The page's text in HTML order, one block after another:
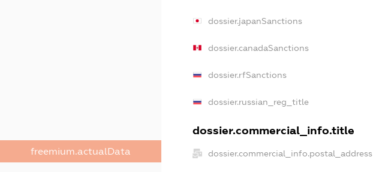
freemium.actualData
dossier.japanSanctions
dossier.canadaSanctions
dossier.rfSanctions
dossier.russian_reg_title
dossier.commercial_info.title
dossier.commercial_info.postal_address